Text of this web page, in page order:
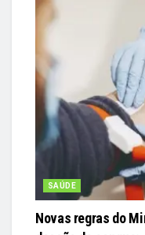
SAÚDE
Novas regras do